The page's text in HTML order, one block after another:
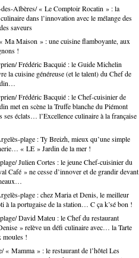
Albères/ « Le Comptoir Rocatin » : la
dans l’innovation avec le mélange des
saveurs
Ma Maison » : une cuisine flamboyante, aux
!
Frédéric Bacquié : le Guide Michelin
la cuisine généreuse (et le talent) du Chef de
Frédéric Bacquié : le Chef-cuisinier de
met en scène la Truffe blanche du Piémont
ses éclats… l’Excellence culinaire à la française
plage : Ty Breizh, mieux qu’une simple
« LE » Jardin de la mer !
Julien Cortes : le jeune Chef-cuisinier du
Café » ne cesse d’innover et de grandir devant
plage : chez Maria et Denis, le meilleur
à la portugaise de la station… C ça k’sé bon !
David Mateu : le Chef du restaurant
» relève un défi culinaire avec… la Tarte
moules !
« Mamma » : le restaurant de l’hôtel Les